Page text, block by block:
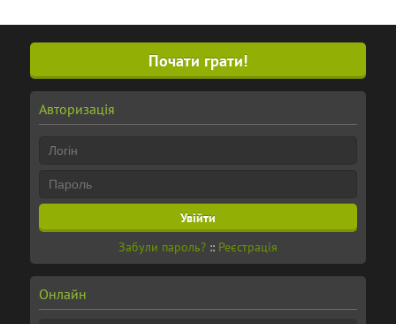
Почати грати!
Авторизація
Забули пароль? :: Реєстрація
Онлайн